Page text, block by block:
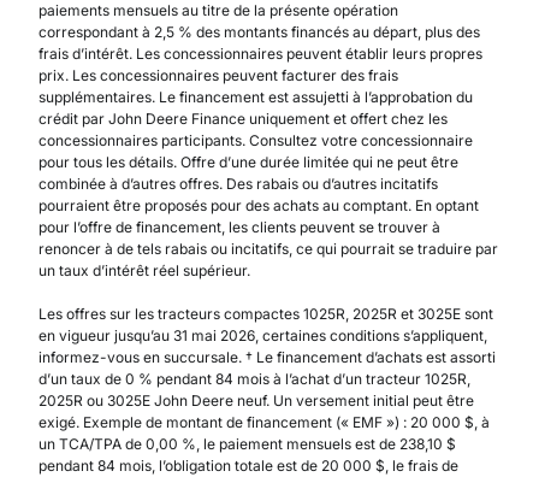
paiements mensuels au titre de la présente opération
correspondant à 2,5 % des montants financés au départ, plus des
frais d’intérêt. Les concessionnaires peuvent établir leurs propres
prix. Les concessionnaires peuvent facturer des frais
supplémentaires. Le financement est assujetti à l’approbation du
crédit par John Deere Finance uniquement et offert chez les
concessionnaires participants. Consultez votre concessionnaire
pour tous les détails. Offre d’une durée limitée qui ne peut être
combinée à d’autres offres. Des rabais ou d’autres incitatifs
pourraient être proposés pour des achats au comptant. En optant
pour l’offre de financement, les clients peuvent se trouver à
renoncer à de tels rabais ou incitatifs, ce qui pourrait se traduire par
un taux d’intérêt réel supérieur.
Les offres sur les tracteurs compactes 1025R, 2025R et 3025E sont
en vigueur jusqu’au 31 mai 2026, certaines conditions s’appliquent,
informez-vous en succursale. † Le financement d’achats est assorti
d’un taux de 0 % pendant 84 mois à l’achat d’un tracteur 1025R,
2025R ou 3025E John Deere neuf. Un versement initial peut être
exigé. Exemple de montant de financement (« EMF ») : 20 000 $, à
un TCA/TPA de 0,00 %, le paiement mensuels est de 238,10 $
pendant 84 mois, l’obligation totale est de 20 000 $, le frais de